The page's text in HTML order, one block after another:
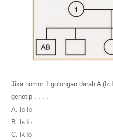
Jika nomor 1 golongan darah A (I A
genotip . . . .
A. I
O O
B. I B O
C. I A O